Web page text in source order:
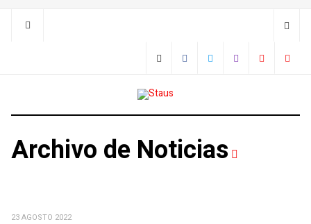
Archivo de Noticias
23 AGOSTO 2022